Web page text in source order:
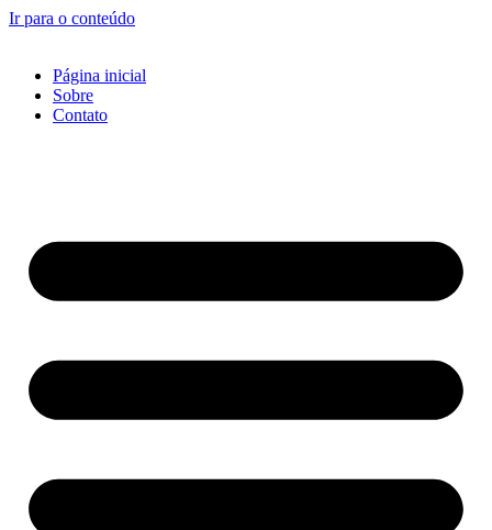
Ir para o conteúdo
Página inicial
Sobre
Contato